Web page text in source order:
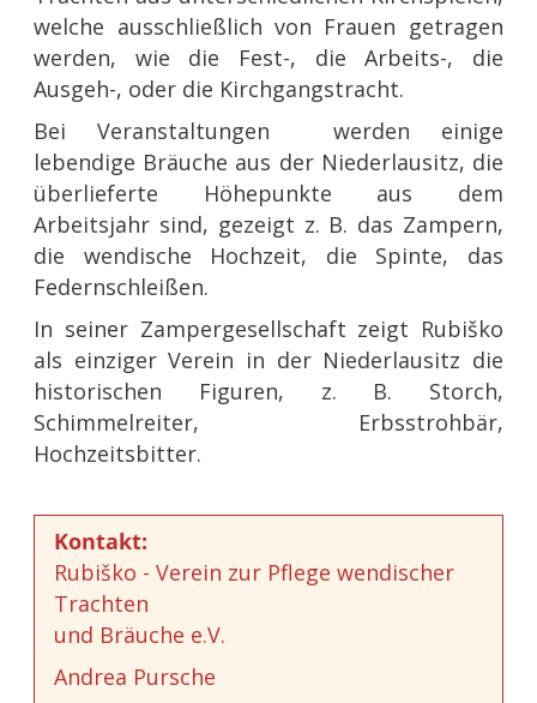
welche ausschließlich von Frauen getragen
werden, wie die Fest-, die Arbeits-, die
Ausgeh-, oder die Kirchgangstracht.
Bei Veranstaltungen werden einige
lebendige Bräuche aus der Niederlausitz, die
überlieferte Höhepunkte aus dem
Arbeitsjahr sind, gezeigt z. B. das Zampern,
die wendische Hochzeit, die Spinte, das
Federnschleißen.
In seiner Zampergesellschaft zeigt Rubiško
als einziger Verein in der Niederlausitz die
historischen Figuren, z. B. Storch,
Schimmelreiter, Erbsstrohbär,
Hochzeitsbitter.
Kontakt:
Rubiško - Verein zur Pflege wendischer
Trachten
und Bräuche e.V.
Andrea Pursche